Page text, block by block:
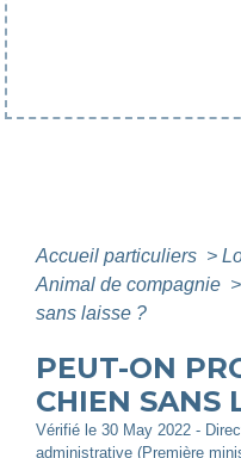
Accueil particuliers >
Animal de compagnie >
sans laisse ?
PEUT-ON
CHIEN SANS
Vérifié le 30 May 2022 -
administrative (Première